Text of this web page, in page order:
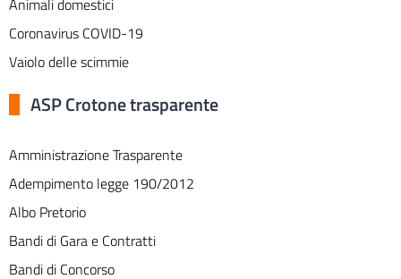
Coronavirus COVID-19
Vaiolo delle scimmie
ASP Crotone trasparente
Amministrazione Trasparente
Adempimento legge 190/2012
Albo Pretorio
Bandi di Gara e Contratti
Bandi di Concorso